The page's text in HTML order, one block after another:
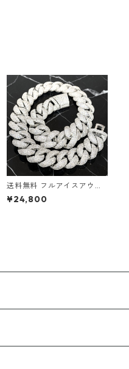
送料無料 フルアイスアウト
喜平ネックレス 50cm 45c
m 幅23mm 喜平チェーン マ
¥24,800